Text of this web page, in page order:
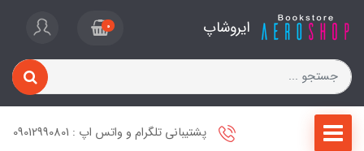
ایروشاپ 0
پشتیبانی تلگرام و واتس اپ : 09012990801